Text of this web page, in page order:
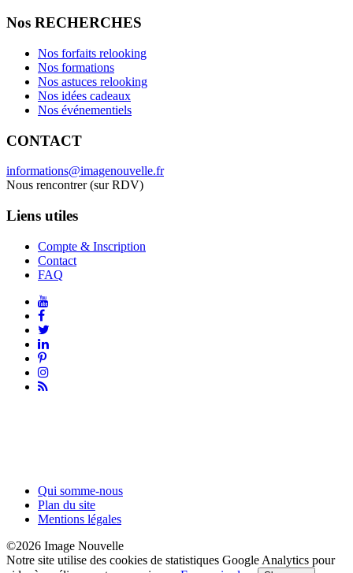
Nos RECHERCHES
Nos forfaits relooking
Nos formations
Nos astuces relooking
Nos idées cadeaux
Nos événementiels
CONTACT
informations@imagenouvelle.fr
Nous rencontrer (sur RDV)
Liens utiles
Compte & Inscription
Contact
FAQ
Qui somme-nous
Plan du site
Mentions légales
©2026 Image Nouvelle
Notre site utilise des cookies de statistiques Google Analytics pour